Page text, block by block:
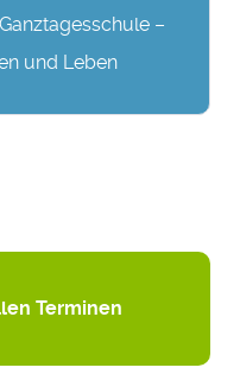
–
und Leben
Terminen